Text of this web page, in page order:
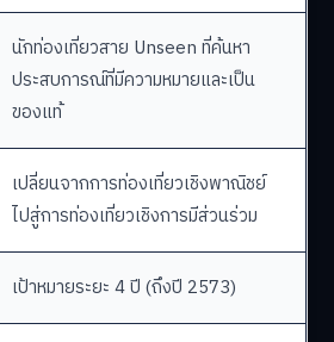
นักท่องเที่ยวสาย Unseen ที่ค้นหา
ประสบการณ์ที่มีความหมายและเป็น
ของแท้
เปลี่ยนจากการท่องเที่ยวเชิงพาณิชย์
ไปสู่การท่องเที่ยวเชิงการมีส่วนร่วม
เป้าหมายระยะ 4 ปี (ถึงปี 2573)